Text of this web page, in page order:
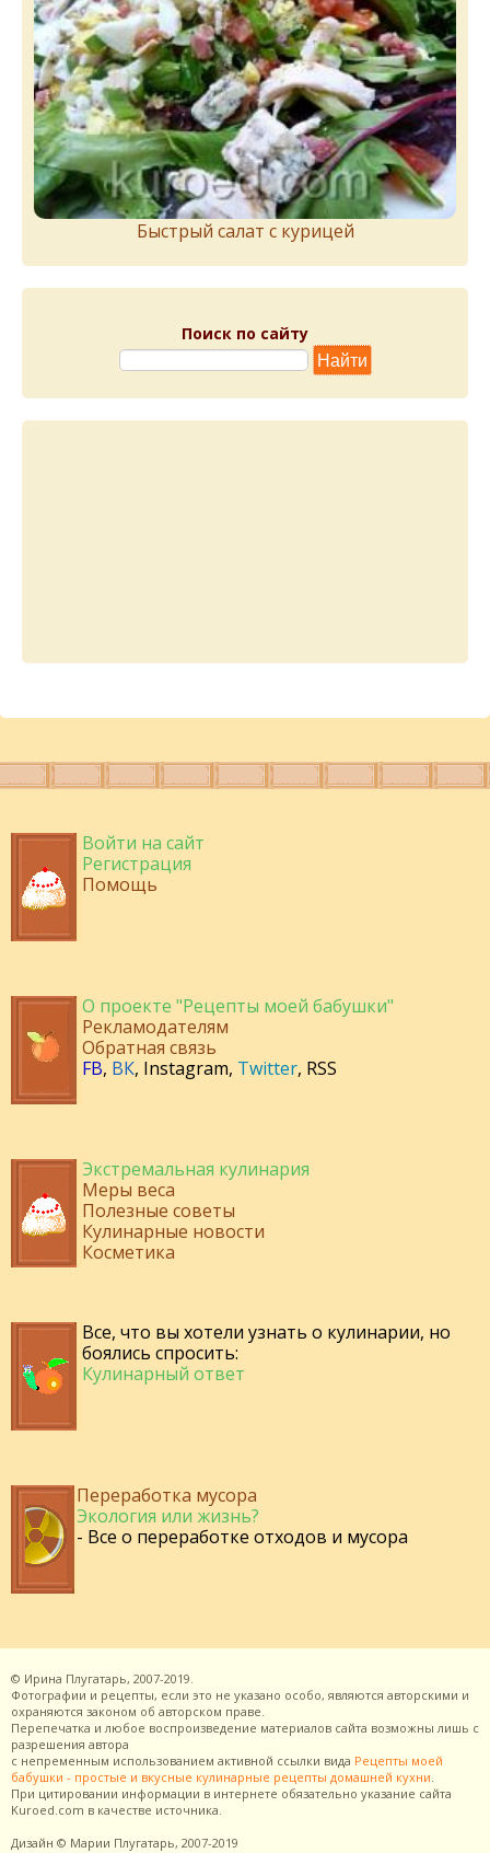
Быстрый салат с курицей
Поиск по сайту
Войти на сайт
Регистрация
Помощь
О проекте "Рецепты моей бабушки"
Рекламодателям
Обратная связь
FB, ВК, Instagram, Twitter, RSS
Экстремальная кулинария
Меры веса
Полезные советы
Кулинарные новости
Косметика
Все, что вы хотели узнать о кулинарии, но
боялись спросить:
Кулинарный ответ
Переработка мусора
Экология или жизнь?
- Все о переработке отходов и мусора
© Ирина Плугатарь, 2007-2019.
Фотографии и рецепты, если это не указано особо, являются авторскими и
охраняются законом об авторском праве.
Перепечатка и любое воспроизведение материалов сайта возможны лишь с
разрешения автора
с непременным использованием активной ссылки вида Рецепты моей
бабушки - простые и вкусные кулинарные рецепты домашней кухни.
При цитировании информации в интернете обязательно указание сайта
Kuroed.com в качестве источника.
Дизайн © Марии Плугатарь, 2007-2019